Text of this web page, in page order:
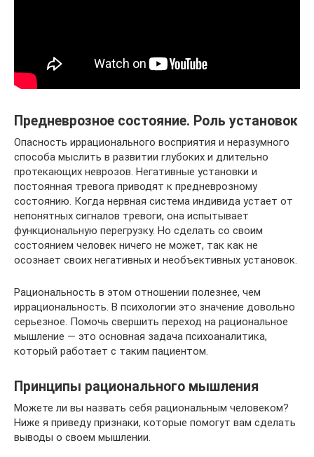
Предневрозное состояние. Роль установок
Опасность иррационального восприятия и неразумного
способа мыслить в развитии глубоких и длительно
протекающих неврозов. Негативные установки и
постоянная тревога приводят к предневрозному
состоянию. Когда нервная система индивида устает от
непонятных сигналов тревоги, она испытывает
функциональную перегрузку. Но сделать со своим
состоянием человек ничего не может, так как не
осознает своих негативных и необъективных установок.
Рациональность в этом отношении полезнее, чем
иррациональность. В психологии это значение довольно
серьезное. Помочь свершить переход на рациональное
мышление — это основная задача психоаналитика,
который работает с таким пациентом.
Принципы рационального мышления
Можете ли вы назвать себя рациональным человеком?
Ниже я приведу признаки, которые помогут вам сделать
выводы о своем мышлении.